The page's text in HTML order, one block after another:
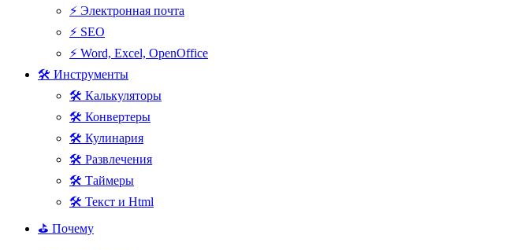
⚡ Электронная почта
⚡ SEO
⚡ Word, Excel, OpenOffice
🛠 Инструменты
🛠 Калькуляторы
🛠 Конвертеры
🛠 Кулинария
🛠 Развлечения
🛠 Таймеры
🛠 Текст и Html
⛳ Почему